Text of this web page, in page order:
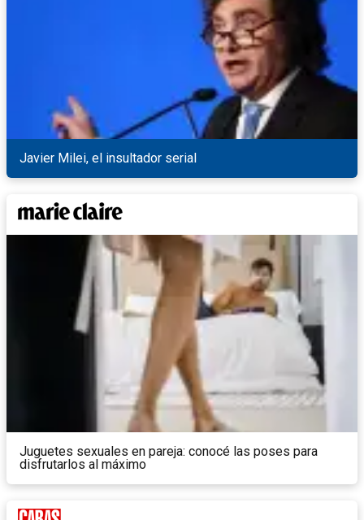
Javier Milei, el insultador serial
Juguetes sexuales en pareja: conocé las poses para
disfrutarlos al máximo